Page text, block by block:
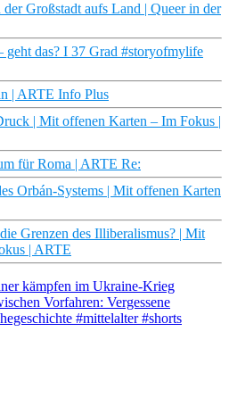
Großstadt aufs Land | Queer in der
geht das? I 37 Grad #storyofmylife
| ARTE Info Plus
| Mit offenen Karten – Im Fokus |
für Roma | ARTE Re:
Orbán-Systems | Mit offenen Karten
Grenzen des Illiberalismus? | Mit
| ARTE
kämpfen im Ukraine-Krieg
Vorfahren: Vergessene
#mittelalter #shorts